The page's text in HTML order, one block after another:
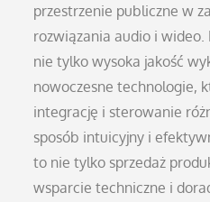
przestrzenie publiczne w
rozwiązania audio i wideo.
nie tylko wysoka jakość
nowoczesne technologie,
integrację i sterowanie
sposób intuicyjny i
to nie tylko sprzedaż
wsparcie techniczne i